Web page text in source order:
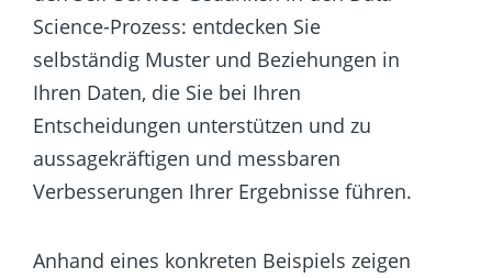
Science-Prozess: entdecken Sie
selbständig Muster und Beziehungen in
Ihren Daten, die Sie bei Ihren
Entscheidungen unterstützen und zu
aussagekräftigen und messbaren
Verbesserungen Ihrer Ergebnisse führen.
Anhand eines konkreten Beispiels zeigen